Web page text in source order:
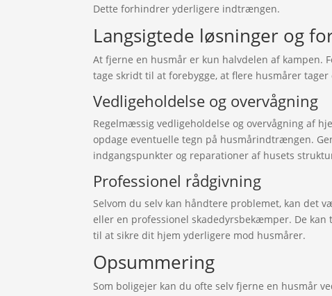
Dette forhindrer yderligere indtrængen.
Langsigtede løsninger og
At fjerne en husmår er kun halvdelen af kampen.
tage skridt til at forebygge, at flere husmårer
Vedligeholdelse og overvågning
Regelmæssig vedligeholdelse og overvågning af
opdage eventuelle tegn på husmårindtrængen.
indgangspunkter og reparationer af husets
Professionel rådgivning
Selvom du selv kan håndtere problemet, kan det
eller en professionel skadedyrsbekæmper. De
til at sikre dit hjem yderligere mod husmårer.
Opsummering
Som boligejer kan du ofte selv fjerne en husmår